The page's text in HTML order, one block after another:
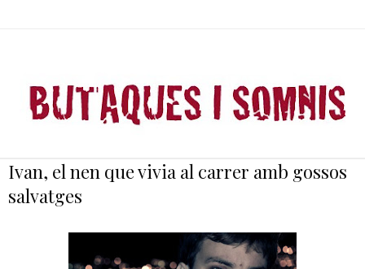
Ivan, el nen que vivia al carrer amb gossos
salvatges